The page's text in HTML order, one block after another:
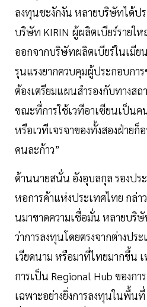
ลงทุนชะงักงัน หลายบริษัทได้ป
บริษัท KIRIN ผู้ผลิตเบียร์ราย
ออกจากบริษัทผลิตเบียร์ในเมี
รุนแรงยากควบคุมผู้ประกอบกา
ต้องเตรียมแผนสำรองกับทาง
ขณะที่การใช้เวทีอาเซียนเป็นค
หรือเวทีเจรจาของทั้งสองฝ่ายก็
คนละก้าว”
ด้านนายสนั่น อังอุบลกุล รองปร
หอการค้าแห่งประเทศไทย กล่า
นมาขาดความเชื่อมั่น หลายบริ
ว่าการลงทุนโดยตรงจากต่างปร
เวียดนาม หรือมาที่ไทยมากขึ้น
การเป็น Regional Hub ของก
เฉพาะอย่างยิ่งการลงทุนในพื้น